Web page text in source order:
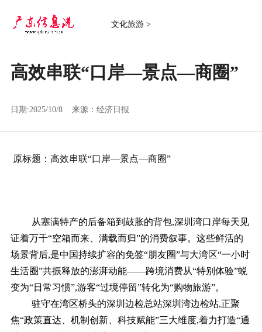
文化旅游 >
高效串联“口岸—景点—商圈”
日期:2025/10/8 来源： 经济日报
原标题：高效串联“口岸—景点—商圈”
从塞满特产的后备箱到鼓胀的背包,深圳湾口岸每天见
证着万千“空箱而来、满载而归”的消费叙事。这些鲜活的
场景背后,是中国持续扩容的免签“朋友圈”与大湾区“一小时
生活圈”共振释放的澎湃动能——跨境消费从“特别体验”蜕
变为“日常习惯”,游客“过境停留”转化为“购物旅游”。
驻守在湾区桥头的深圳边检总站深圳湾边检站,正聚
焦“政策直达、机制创新、科技赋能”三大维度,着力打造“通